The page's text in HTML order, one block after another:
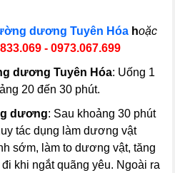
dương Tuyên Hóahoặc
- 0973.067.699
dương Tuyên Hóa: Uống 1
20 đến 30 phút.
dương: Sau khoảng 30 phút
tác dụng làm dương vật
sớm, làm to dương vật, tăng
khi ngắt quãng yêu. Ngoài ra